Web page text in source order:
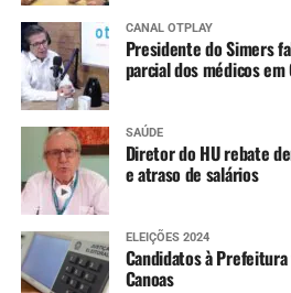
CANAL OTPLAY
Presidente do Simers
parcial dos médicos em
SAÚDE
Diretor do HU rebate
e atraso de salários
ELEIÇÕES 2024
Candidatos à
Canoas